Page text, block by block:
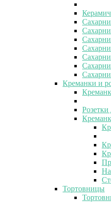
Креманки и
Розетки
Тортовницы